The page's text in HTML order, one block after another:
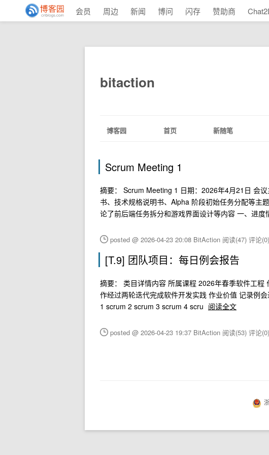
会员 周边 新闻 博问 闪存 赞助商
bitaction
博客园 首页 新随笔
Scrum Meeting 1
摘要： Scrum Meeting 1 日期：2026年4月21日 会
书、技术规格说明书、Alpha 阶段初始任务分配等主
论了前后端任务拆分和游戏界面设计等内容 一、进
posted @ 2026-04-23 20:08 BitAction 阅读(47) 评论(0)
[T.9] 团队项目：每日例会报告
摘要： 类目详情内容 所属课程 2026年春季软件工
作经过两轮迭代完成软件开发实践 作业价值 记录例
1 scrum 2 scrum 3 scrum 4 scru 阅读全文
posted @ 2026-04-23 19:37 BitAction 阅读(53) 评论(0)